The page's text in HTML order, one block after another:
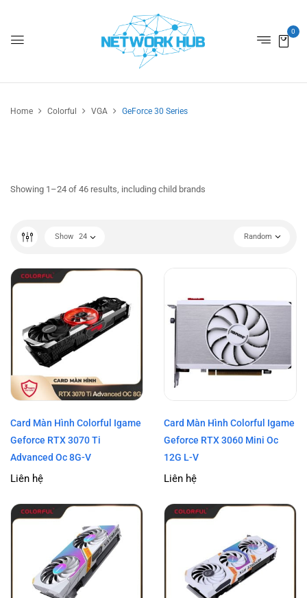
0
Home Colorful VGA GeForce 30 Series
Showing 1–24 of 46 results, including child brands
Random
Show 24
Card Màn Hình Colorful Igame
Geforce RTX 3070 Ti
Advanced Oc 8G-V
Liên hệ
Card Màn Hình Colorful Igame
Geforce RTX 3060 Mini Oc
12G L-V
Liên hệ